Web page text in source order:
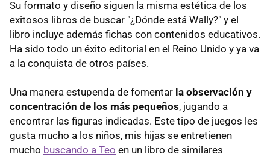
Su formato y diseño siguen la misma estética de los
exitosos libros de buscar "¿Dónde está Wally?" y el
libro incluye además fichas con contenidos educativos.
Ha sido todo un éxito editorial en el Reino Unido y ya va
a la conquista de otros países.
Una manera estupenda de fomentar la observación y
concentración de los más pequeños, jugando a
encontrar las figuras indicadas. Este tipo de juegos les
gusta mucho a los niños, mis hijas se entretienen
mucho buscando a Teo en un libro de similares